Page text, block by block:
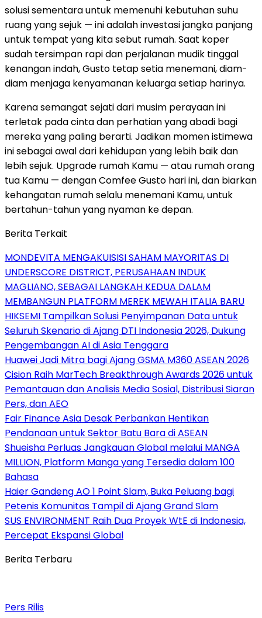
solusi sementara untuk memenuhi kebutuhan suhu
ruang yang sejuk — ini adalah investasi jangka panjang
untuk tempat yang kita sebut rumah. Saat koper
sudah tersimpan rapi dan perjalanan mudik tinggal
kenangan indah, Gusto tetap setia menemani, diam-
diam menjaga kenyamanan keluarga setiap harinya.
Karena semangat sejati dari musim perayaan ini
terletak pada cinta dan perhatian yang abadi bagi
mereka yang paling berarti. Jadikan momen istimewa
ini sebagai awal dari kehidupan yang lebih baik dan
lebih sejuk. Upgrade rumah Kamu — atau rumah orang
tua Kamu — dengan Comfee Gusto hari ini, dan biarkan
kehangatan rumah selalu menemani Kamu, untuk
bertahun-tahun yang nyaman ke depan.
Berita Terkait
MONDEVITA MENGAKUISISI SAHAM MAYORITAS DI
UNDERSCORE DISTRICT, PERUSAHAAN INDUK
MAGLIANO, SEBAGAI LANGKAH KEDUA DALAM
MEMBANGUN PLATFORM MEREK MEWAH ITALIA BARU
HIKSEMI Tampilkan Solusi Penyimpanan Data untuk
Seluruh Skenario di Ajang DTI Indonesia 2026, Dukung
Pengembangan AI di Asia Tenggara
Huawei Jadi Mitra bagi Ajang GSMA M360 ASEAN 2026
Cision Raih MarTech Breakthrough Awards 2026 untuk
Pemantauan dan Analisis Media Sosial, Distribusi Siaran
Pers, dan AEO
Fair Finance Asia Desak Perbankan Hentikan
Pendanaan untuk Sektor Batu Bara di ASEAN
Shueisha Perluas Jangkauan Global melalui MANGA
MILLION, Platform Manga yang Tersedia dalam 100
Bahasa
Haier Gandeng AO 1 Point Slam, Buka Peluang bagi
Petenis Komunitas Tampil di Ajang Grand Slam
SUS ENVIRONMENT Raih Dua Proyek WtE di Indonesia,
Percepat Ekspansi Global
Berita Terbaru
Pers Rilis